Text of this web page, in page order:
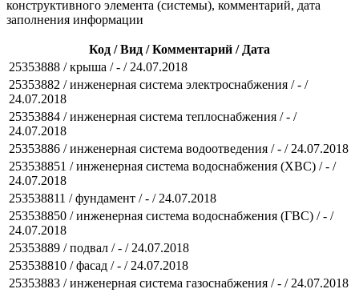
конструктивного элемента (системы), комментарий, дата
заполнения информации
Код / Вид / Комментарий / Дата
25353888 / крыша / - / 24.07.2018
25353882 / инженерная система электроснабжения / - /
24.07.2018
25353884 / инженерная система теплоснабжения / - /
24.07.2018
25353886 / инженерная система водоотведения / - / 24.07.2018
253538851 / инженерная система водоснабжения (ХВС) / - /
24.07.2018
253538811 / фундамент / - / 24.07.2018
253538850 / инженерная система водоснабжения (ГВС) / - /
24.07.2018
25353889 / подвал / - / 24.07.2018
253538810 / фасад / - / 24.07.2018
25353883 / инженерная система газоснабжения / - / 24.07.2018